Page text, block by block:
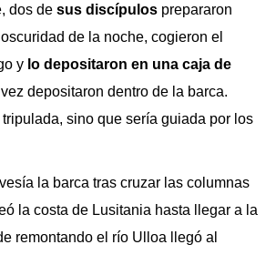
dos de sus discípulos prepararon
de la noche, cogieron el
y lo depositaron en una caja de
depositaron dentro de la barca.
sino que sería guiada por los
la barca tras cruzar las columnas
la costa de Lusitania hasta llegar a la
remontando el río Ulloa llegó al